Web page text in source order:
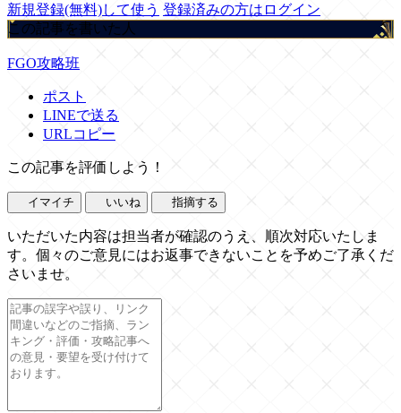
新規登録(無料)して使う 登録済みの方はログイン
この記事を書いた人
FGO攻略班
ポスト
LINEで送る
URLコピー
この記事を評価しよう！
イマイチ いいね 指摘する
いただいた内容は担当者が確認のうえ、順次対応いたしま
す。個々のご意見にはお返事できないことを予めご了承くだ
さいませ。